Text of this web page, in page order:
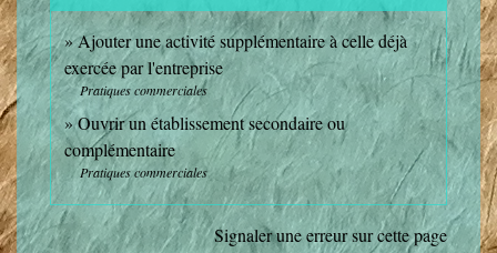
Ajouter une activité supplémentaire à celle déjà
exercée par l'entreprise
Pratiques commerciales
Ouvrir un établissement secondaire ou
complémentaire
Pratiques commerciales
Signaler une erreur sur cette page